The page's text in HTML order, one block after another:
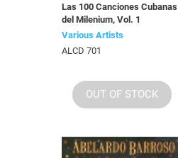
Las 100 Canciones Cubanas
del Milenium, Vol. 1
Various Artists
ALCD 701
OUT OF STOCK